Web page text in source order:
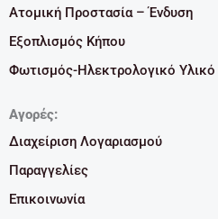
Ατομική Προστασία – Ένδυση
Εξοπλισμός Κήπου
Φωτισμός-Ηλεκτρολογικό Υλικό
Αγορές:
Διαχείριση Λογαριασμού
Παραγγελίες
Επικοινωνία